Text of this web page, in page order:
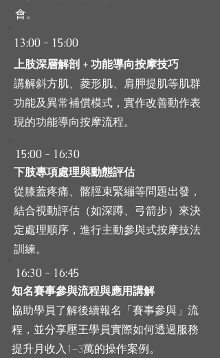
會。
13:00 - 15:00
上肢深層解剖 + 功能導向按摩技巧
講解斜方肌、菱形肌、肩胛提肌等肌群
功能及異常補償模式，實作改善動作表
現的功能導向按摩流程。
15:00 - 16:30
下肢專項處理與動態評估
從膝蓋疼痛、髂脛束緊繃等問題出發，
結合視動評估（如深蹲、弓箭步）來決
定處理順序，進行主動參與式按摩技法
訓練。
16:30 - 16:45
知名賽事參與流程與應用講解
協助學員了解後續報名「賽事參與」流
程，並分享壓王學員實際如何透過服務
提升月收入1–3萬的操作案例。